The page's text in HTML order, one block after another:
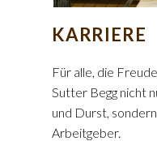
KARRIERE
Für alle, die
Sutter Begg nicht
und Durst,
Arbeitgeber.